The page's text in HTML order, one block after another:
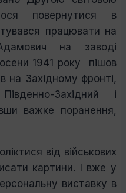
повернутися в
працювати на
на заводі
1941 року пішов
на Західному фронті,
Західний і
важке поранення,
від військових
картини. І вже у
виставку в